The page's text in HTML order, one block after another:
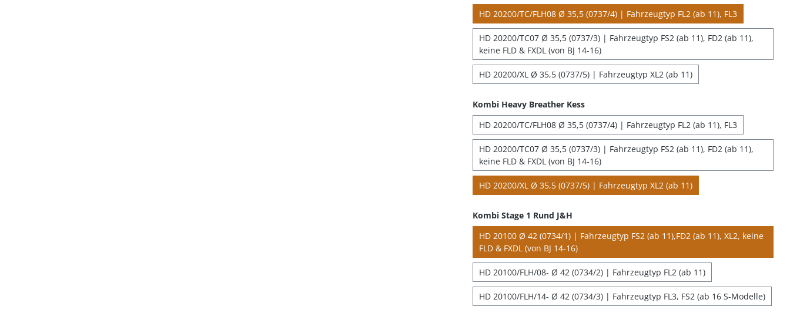
HD 20200/TC/FLH08 Ø 35,5 (0737/4) | Fahrzeugtyp FL2 (ab 11), FL3
HD 20200/TC07 Ø 35,5 (0737/3) | Fahrzeugtyp FS2 (ab 11), FD2 (ab 11),
keine FLD & FXDL (von BJ 14-16)
HD 20200/XL Ø 35,5 (0737/5) | Fahrzeugtyp XL2 (ab 11)
Kombi Heavy Breather Kess
HD 20200/TC/FLH08 Ø 35,5 (0737/4) | Fahrzeugtyp FL2 (ab 11), FL3
HD 20200/TC07 Ø 35,5 (0737/3) | Fahrzeugtyp FS2 (ab 11), FD2 (ab 11),
keine FLD & FXDL (von BJ 14-16)
HD 20200/XL Ø 35,5 (0737/5) | Fahrzeugtyp XL2 (ab 11)
Kombi Stage 1 Rund J&H
HD 20100 Ø 42 (0734/1) | Fahrzeugtyp FS2 (ab 11),FD2 (ab 11), XL2, keine
FLD & FXDL (von BJ 14-16)
HD 20100/FLH/08- Ø 42 (0734/2) | Fahrzeugtyp FL2 (ab 11)
HD 20100/FLH/14- Ø 42 (0734/3) | Fahrzeugtyp FL3, FS2 (ab 16 S-Modelle)